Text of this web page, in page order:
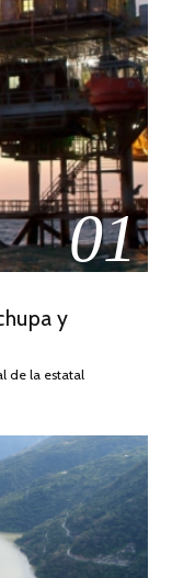
01
y
de la estatal